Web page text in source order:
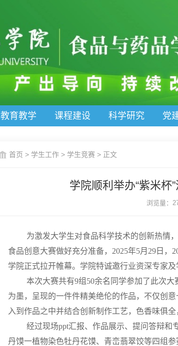
教育教学 课程建设 科学研究 党
首页 > 学生工作 > 学生竞赛 > 正文
学院顺利举办“紫米杯
浏览量：
为激发大学生对食品科学技术的创新热情
食品创意大赛做好充分准备，2025年5月29日，
学院正式拉开帷幕。学院特诚邀行业资深专家
本次大赛共有9组50余名同学参加了此次
为墨，呈现的一件件精美绝伦的作品，不仅创
入到作品之中并结合创新制作工艺，色香味俱
经过现场ppt汇报、作品展示、提问答辩和
丹馍一植物染色牡丹花馍、青峦翡翠饺等四组参